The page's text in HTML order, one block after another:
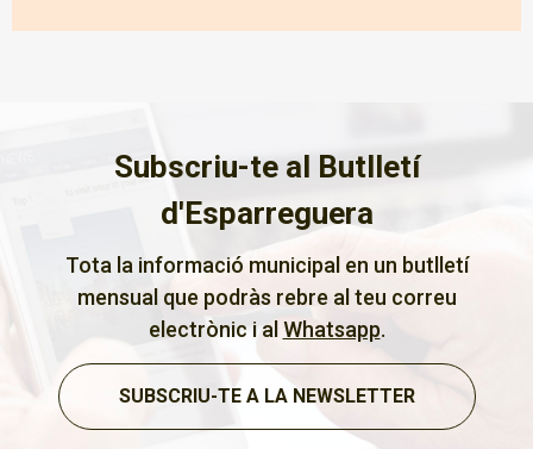
Subscriu-te al Butlletí
d'Esparreguera
Tota la informació municipal en un butlletí
mensual que podràs rebre al teu correu
electrònic i alWhatsapp.
SUBSCRIU-TE A LA NEWSLETTER